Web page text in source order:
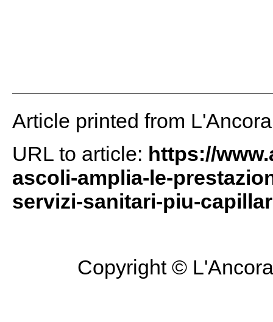
Article printed from
URL to article: https://
ascoli-amplia-le-
servizi-sanitari-piu-
Copyright ©